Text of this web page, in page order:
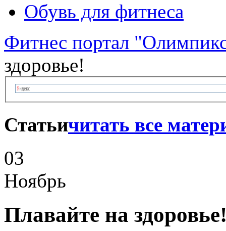
Обувь для фитнеса
Фитнес портал
здоровье!
Статьичитать все
03
Ноябрь
Плавайте на